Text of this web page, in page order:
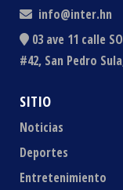
info@inter.hn
03 ave 11 calle
#42, San Pedro
SITIO
Noticias
Deportes
Entretenimiento